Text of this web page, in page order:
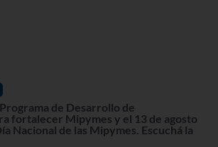
de Desarrollo de
fortalecer Mipymes y el 13 de agosto
Nacional de las Mipymes. Escuchá la